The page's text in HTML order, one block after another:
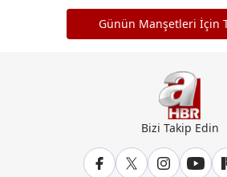
Günün Manşetleri İçin
Bizi Takip Edin